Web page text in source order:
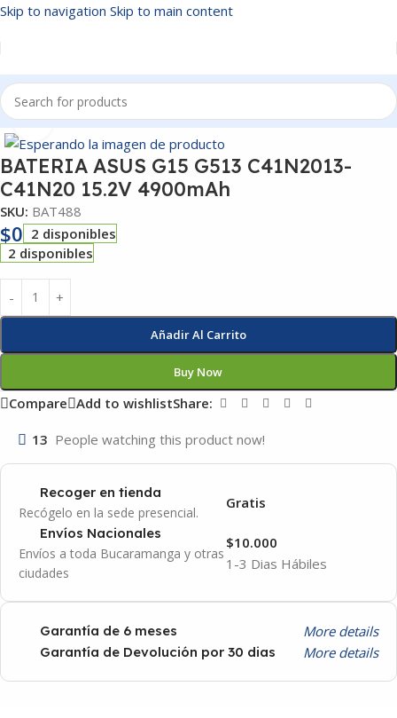
Skip to navigation Skip to main content
Inicio/BATERIAS
Click to enlarge
BATERIA ASUS G15 G513 C41N2013-
C41N20 15.2V 4900mAh
SKU: BAT488
$0 2 disponibles
2 disponibles
Añadir Al Carrito
Buy Now
Compare Add to wishlistShare:
13 People watching this product now!
Recoger en tienda
Recógelo en la sede presencial.
Gratis
Envíos Nacionales
Envíos a toda Bucaramanga y otras
ciudades
1-3 Dias Hábiles
$10.000
Garantía de 6 meses More details
Garantía de Devolución por 30 dias More details